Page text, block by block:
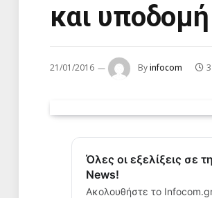
και υποδομή
21/01/2016 Byinfocom
Όλες οι εξελίξεις σε
News!
Ακολουθήστε το